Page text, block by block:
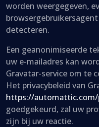
worden weergegeven,
detecteren.
Een geanonimiseerde
uw e-mailadres kan
Gravatar-service om te
Het privacybeleid van
https://automattic.com/
goedgekeurd, zal uw
zijn bij uw reactie.